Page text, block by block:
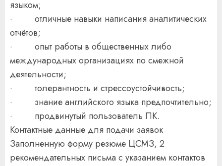
языком;
· отличные навыки написания аналитических
отчётов;
· опыт работы в общественных либо
международных организациях по смежной
деятельности;
· толерантность и стрессоустойчивость;
· знание английского языка предпочтительно;
· продвинутый пользователь ПК.
Контактные данные для подачи заявок
Заполненную форму резюме ЦСМЗ, 2
рекомендательных письма с указанием контактов